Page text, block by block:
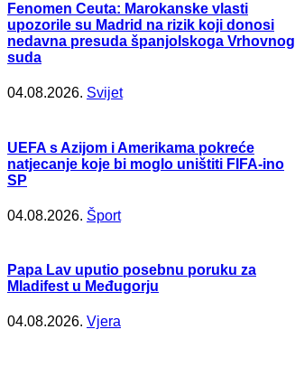
Fenomen Ceuta: Marokanske vlasti
upozorile su Madrid na rizik koji donosi
nedavna presuda španjolskoga Vrhovnog
suda
04.08.2026. Svijet
UEFA s Azijom i Amerikama pokreće
natjecanje koje bi moglo uništiti FIFA-ino
SP
04.08.2026. Šport
Papa Lav uputio posebnu poruku za
Mladifest u Međugorju
04.08.2026. Vjera